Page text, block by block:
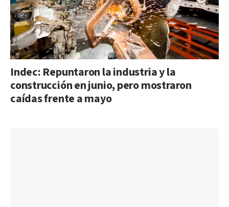
Indec: Repuntaron la industria y la
construcción en junio, pero mostraron
caídas frente a mayo